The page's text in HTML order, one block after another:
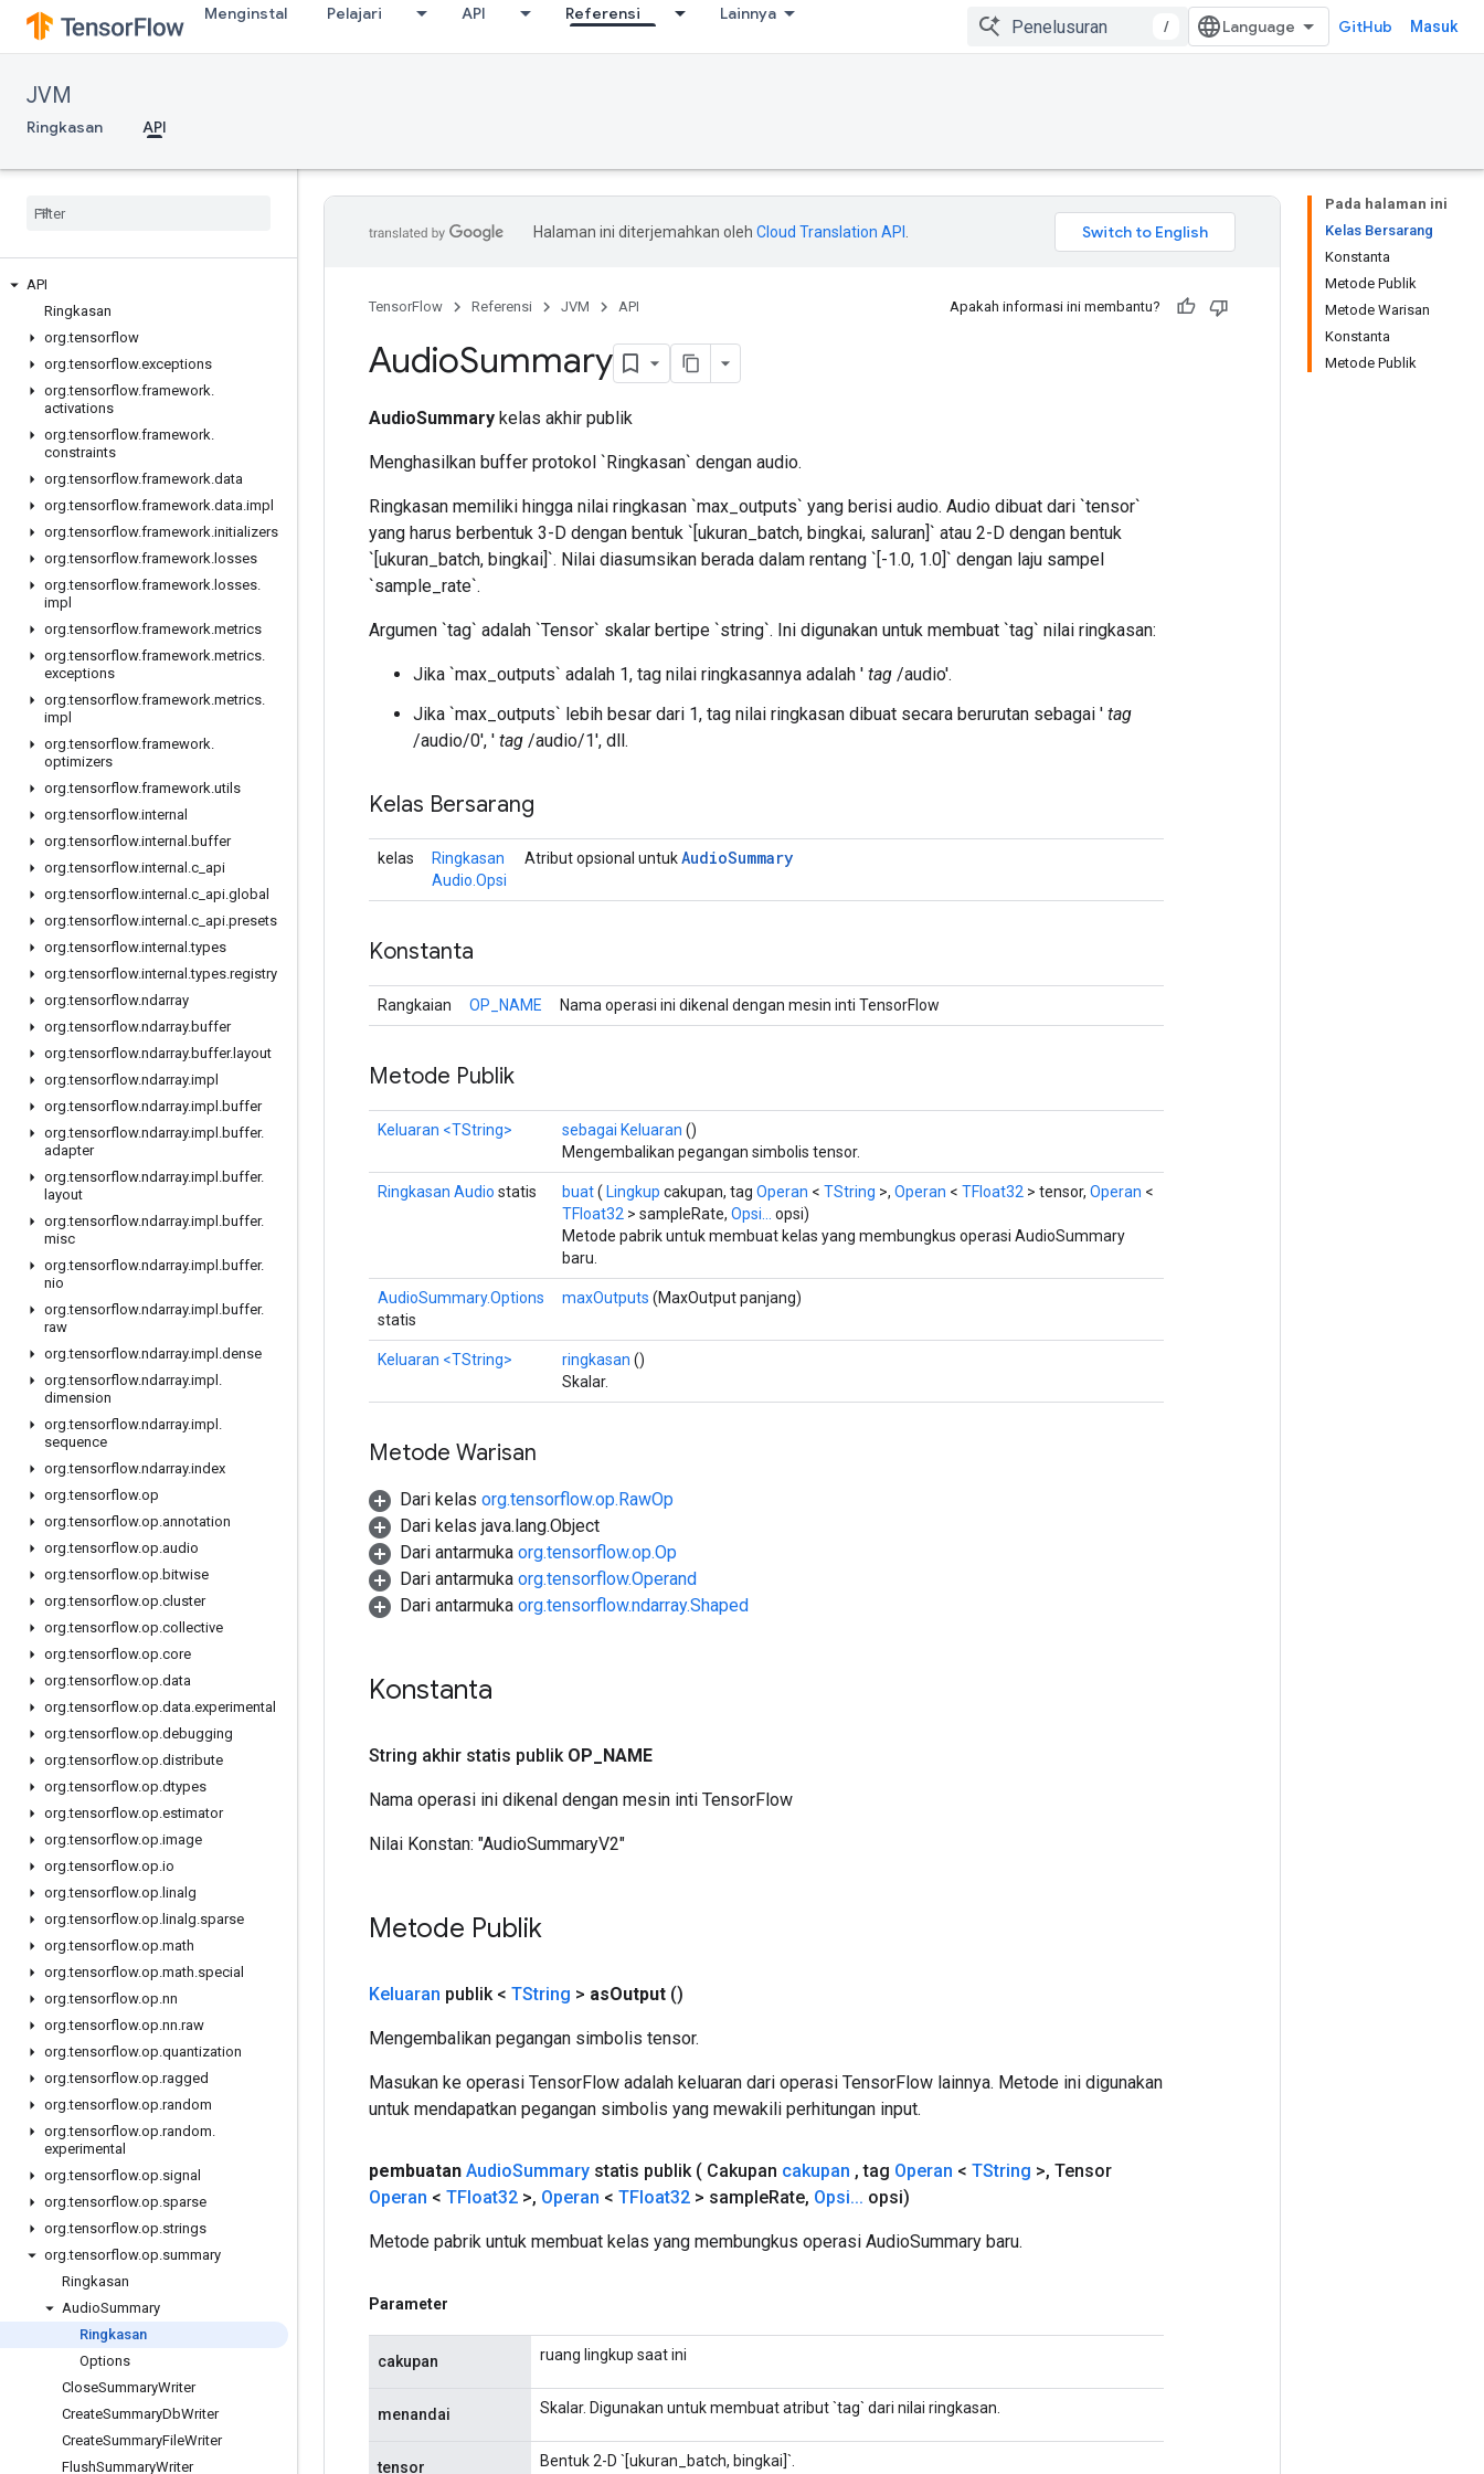
Menginstal Pelajari API Referensi Lainnya
/ GitHub Masuk
JVM
Ringkasan API
API
Ringkasan
org.tensorflow
org.tensorflow.exceptions
org.tensorflow.framework.
activations
org.tensorflow.framework.
constraints
org.tensorflow.framework.data
org.tensorflow.framework.data.impl
org.tensorflow.framework.initializers
org.tensorflow.framework. losses
org.tensorflow.framework. losses.
impl
org.tensorflow.framework.metrics
org.tensorflow.framework.metrics.
exceptions
org.tensorflow.framework.metrics.
impl
org.tensorflow.framework.
optimizers
org.tensorflow.framework.utils
org.tensorflow.internal
org.tensorflow.internal .buffer
org.tensorflow.internal .c api
org.tensorflow.internal .c api.global
org.tensorflow.internal .c api.presets
org.tensorflow.internal .types
org.tensorflow.internal .types.registry
org.tensorflow.ndarray
org.tensorflow.ndarray.buffer
org.tensorflow.ndarray.buffer. layout
org.tensorflow.ndarray.impl
org.tensorflow.ndarray.impl .buffer
org.tensorflow.ndarray.impl .buffer.
adapter
org.tensorflow.ndarray.impl .buffer.
layout
org.tensorflow.ndarray.impl .buffer.
misc
org.tensorflow.ndarray.impl .buffer.
nio
org.tensorflow.ndarray.impl .buffer.
raw
org.tensorflow.ndarray.impl .dense
org.tensorflow.ndarray.impl .
dimension
org.tensorflow.ndarray.impl .
sequence
org.tensorflow.ndarray.index
org.tensorflow.op
org.tensorflow.op.annotation
org.tensorflow.op.audio
org.tensorflow.op.bitwise
org.tensorflow.op.cluster
org.tensorflow.op.collective
org.tensorflow.op.core
org.tensorflow.op.data
org.tensorflow.op.data.experimental
org.tensorflow.op.debugging
org.tensorflow.op.distribute
org.tensorflow.op.dtypes
org.tensorflow.op.estimator
org.tensorflow.op.image
org.tensorflow.op.io
org.tensorflow.op. linalg
org.tensorflow.op. linalg.sparse
org.tensorflow.op.math
org.tensorflow.op.math.special
org.tensorflow.op.nn
org.tensorflow.op.nn.raw
org.tensorflow.op.quantization
org.tensorflow.op.ragged
org.tensorflow.op.random
org.tensorflow.op.random.
experimental
org.tensorflow.op.signal
org.tensorflow.op.sparse
org.tensorflow.op.strings
org.tensorflow.op.summary
Ringkasan
AudioSummary
Ringkasan
Options
CloseSummaryWriter
CreateSummaryDbWriter
CreateSummaryFileWriter
FlushSummaryWriter
Pada halaman ini
Kelas Bersarang
Konstanta
Metode Publik
Metode Warisan
Konstanta
Metode Publik
Halaman ini diterjemahkan oleh Cloud Translation API
TensorFlow Referensi JVM API Apakah informasi ini membantu?
AudioSummary
AudioSummary kelas akhir publik
Menghasilkan buffer protokol `Ringkasan` dengan audio.
Ringkasan memiliki hingga nilai ringkasan `max_outputs` yang berisi audio. Audio dibuat dari `tensor`
yang harus berbentuk 3-D dengan bentuk `[ukuran_batch, bingkai, saluran]` atau 2-D dengan bentuk
`[ukuran_batch, bingkai]`. Nilai diasumsikan berada dalam rentang `[-1.0, 1.0]` dengan laju sampel
`sample_rate`.
Argumen `tag` adalah `Tensor` skalar bertipe `string`. Ini digunakan untuk membuat `tag` nilai ringkasan:
Jika `max_outputs` adalah 1, tag nilai ringkasannya adalah ' tag /audio'.
Jika `max_outputs` lebih besar dari 1, tag nilai ringkasan dibuat secara berurutan sebagai ' tag
/audio/0', ' tag /audio/1', dll.
Kelas Bersarang
kelas
Ringkasan
Audio.Opsi
Atribut opsional untukAudioSummary
Konstanta
Rangkaian OP_NAME Nama operasi ini dikenal dengan mesin inti TensorFlow
Metode Publik
Keluaran <TString> sebagai Keluaran ()
Mengembalikan pegangan simbolis tensor.
Ringkasan Audio statis buat( Lingkup cakupan, tag Operan < TString >, Operan < TFloat32 > tensor, Operan <
TFloat32 > sampleRate, Opsi...
opsi)
Metode pabrik untuk membuat kelas yang membungkus operasi AudioSummary
baru.
AudioSummary.Options
statis
maxOutputs (MaxOutput panjang)
Keluaran <TString> ringkasan ()
Skalar.
Metode Warisan
Dari kelas org.tensorflow.op.RawOp
Dari kelas java.lang.Object
Dari antarmuka org.tensorflow.op.Op
Dari antarmuka org.tensorflow.Operand
Dari antarmuka org.tensorflow.ndarray.Shaped
Konstanta
String akhir statis publik OP NAME
Nama operasi ini dikenal dengan mesin inti TensorFlow
Nilai Konstan: "AudioSummaryV2"
Metode Publik
Keluaran publik < TString > asOutput ()
Mengembalikan pegangan simbolis tensor.
Masukan ke operasi TensorFlow adalah keluaran dari operasi TensorFlow lainnya. Metode ini digunakan
untuk mendapatkan pegangan simbolis yang mewakili perhitungan input.
pembuatan AudioSummary statis publik ( Cakupan cakupan , tag Operan < TString >, Tensor
Operan < TFloat32 >, Operan < TFloat32 > sampleRate, Opsi... opsi)
Metode pabrik untuk membuat kelas yang membungkus operasi AudioSummary baru.
Parameter
cakupan ruang lingkup saat ini
menandai Skalar. Digunakan untuk membuat atribut `tag` dari nilai ringkasan.
tensor Bentuk 2-D `[ukuran_batch, bingkai]`.